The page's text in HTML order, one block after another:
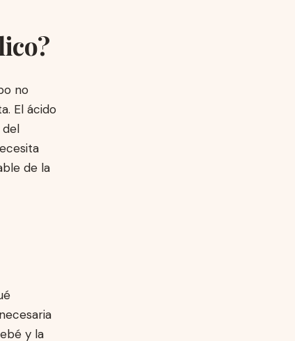
no
El ácido
de la
y la